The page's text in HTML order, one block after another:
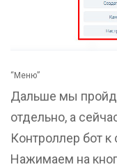
“Меню”
Дальше мы
отдельно, а
Контроллер бот к
Нажимаем на